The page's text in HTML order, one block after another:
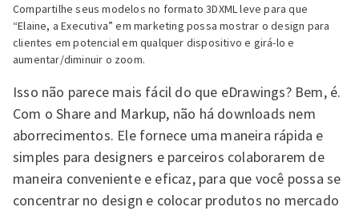
Compartilhe seus modelos no formato 3DXML leve para que
“Elaine, a Executiva” em marketing possa mostrar o design para
clientes em potencial em qualquer dispositivo e girá-lo e
aumentar/diminuir o zoom.
Isso não parece mais fácil do que eDrawings? Bem, é.
Com o Share and Markup, não há downloads nem
aborrecimentos. Ele fornece uma maneira rápida e
simples para designers e parceiros colaborarem de
maneira conveniente e eficaz, para que você possa se
concentrar no design e colocar produtos no mercado